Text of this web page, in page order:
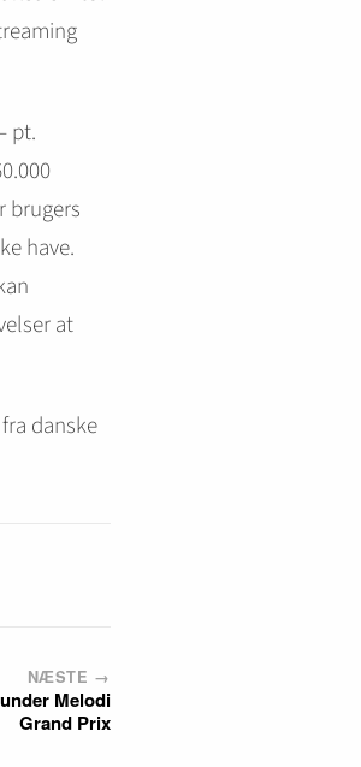
pt.
brugers
have.
at
danske
NÆSTE →
Melodi
Grand Prix